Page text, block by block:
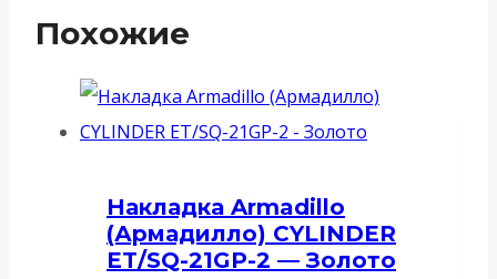
Похожие
Накладка Armadillo
(Армадилло) CYLINDER
ET/SQ-21GP-2 — Золото